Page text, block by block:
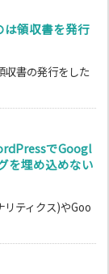
領収書を発行
収書の発行をした
でGoogl
を埋め込めない
ティクス)やGoo